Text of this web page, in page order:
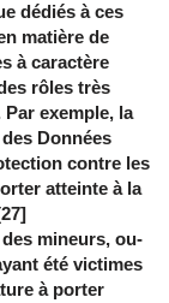
dédiés à ces
matière de
à caractère
rôles très
exemple, la
Données
contre les
atteinte à la
mineurs, ou
été victimes
à porter